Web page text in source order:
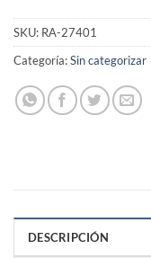
SKU: RA-27401
Categoría:Sin categorizar
DESCRIPCIÓN